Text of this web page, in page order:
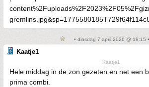
• dinsdag 7 april 2026 @ 19:15
Kaatje1
Kaatje1
Hele middag in de zon gezeten en net een
prima combi.